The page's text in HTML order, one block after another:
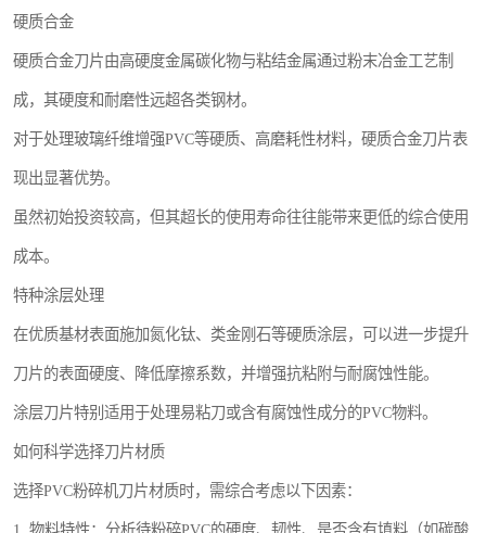
硬质合金
硬质合金刀片由高硬度金属碳化物与粘结金属通过粉末冶金工艺制
成，其硬度和耐磨性远超各类钢材。
对于处理玻璃纤维增强PVC等硬质、高磨耗性材料，硬质合金刀片表
现出显著优势。
虽然初始投资较高，但其超长的使用寿命往往能带来更低的综合使用
成本。
特种涂层处理
在优质基材表面施加氮化钛、类金刚石等硬质涂层，可以进一步提升
刀片的表面硬度、降低摩擦系数，并增强抗粘附与耐腐蚀性能。
涂层刀片特别适用于处理易粘刀或含有腐蚀性成分的PVC物料。
如何科学选择刀片材质
选择PVC粉碎机刀片材质时，需综合考虑以下因素：